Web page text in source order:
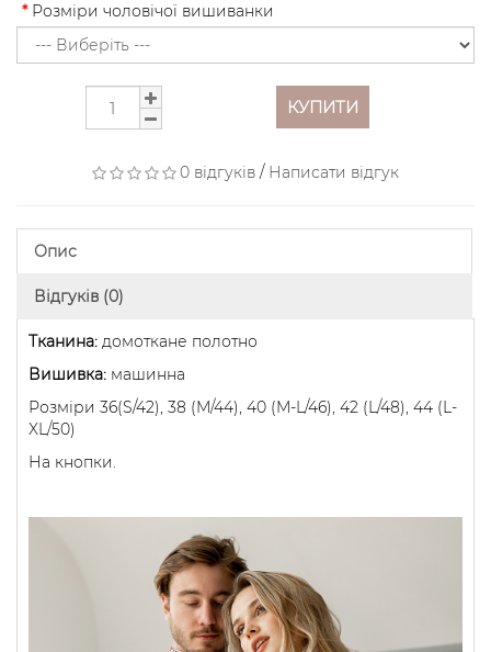
Розміри чоловічої вишиванки
КУПИТИ
0 відгуків / Написати відгук
Опис
Відгуків (0)
Тканина: домоткане полотно
Вишивка: машинна
Розміри 36(S/42), 38 (M/44), 40 (M-L/46), 42 (L/48), 44 (L-
XL/50)
На кнопки.